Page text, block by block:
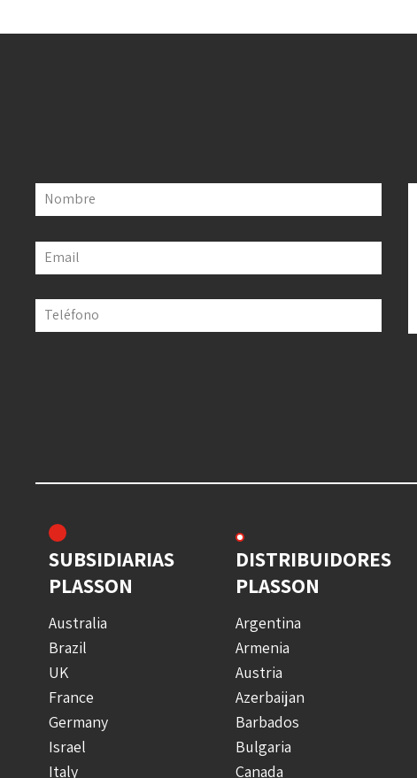
Nombre
Email
Teléfono
SUBSIDIARIAS
PLASSON
Australia
Brazil
UK
France
Germany
Israel
Italy
DISTRIBUIDORES
PLASSON
Argentina
Armenia
Austria
Azerbaijan
Barbados
Bulgaria
Canada